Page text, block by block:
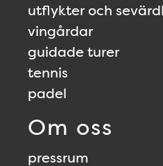
utflykter och
vingårdar
guidade turer
tennis
padel
Om oss
pressrum